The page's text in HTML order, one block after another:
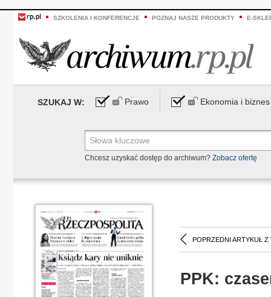
SZKOLENIA I KONFERENCJE POZNAJ NASZE PRODUKTY E-
SZUKAJ W: Prawo Ekonomia i biznes
Chcesz uzyskać dostęp do archiwum? Zobacz ofertę
POPRZEDNI ARTYKUŁ Z
PPK: